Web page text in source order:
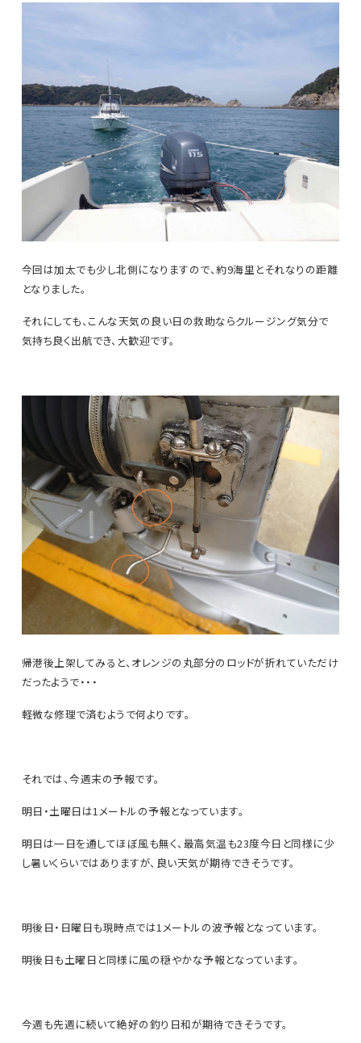
今回は加太でも少し北側になりますので、約9海里とそれなりの距離
となりました。
それにしても、こんな天気の良い日の救助ならクルージング気分で
気持ち良く出航でき、大歓迎です。
帰港後上架してみると、オレンジの丸部分のロッドが折れていただけ
だったようで・・・
軽微な修理で済むようで何よりです。
それでは、今週末の予報です。
明日・土曜日は1メートルの予報となっています。
明日は一日を通してほぼ風も無く、最高気温も23度今日と同様に少
し暑いくらいではありますが、良い天気が期待できそうです。
明後日・日曜日も現時点では1メートルの波予報となっています。
明後日も土曜日と同様に風の穏やかな予報となっています。
今週も先週に続いて絶好の釣り日和が期待できそうです。